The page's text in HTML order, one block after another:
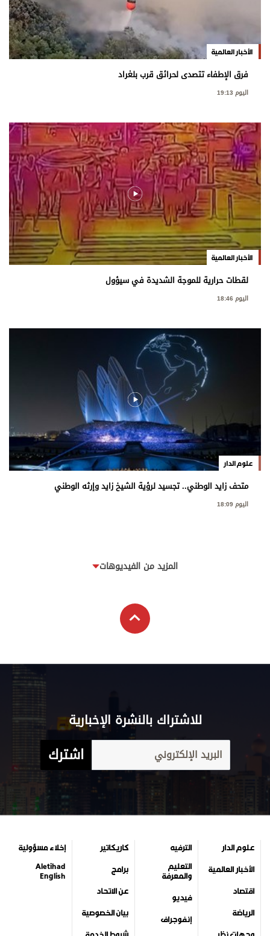
الأخبار العالمية
فرق الإطفاء تتصدى لحرائق قرب بلغراد
اليوم 19:13
الأخبار العالمية
لقطات حرارية للموجة الشديدة في سيؤول
اليوم 18:46
علوم الدار
متحف زايد الوطني.. تجسيد لرؤية الشيخ زايد وإرثه الوطني
اليوم 18:09
المزيد من الفيديوهات
للاشتراك بالنشرة الإخبارية
اشترك
علوم الدار
الأخبار العالمية
اقتصاد
الرياضة
الترفيه
التعليم
والمعرفة
فيديو
إنفوجراف
كاريكاتير
برامج
عن الاتحاد
بيان الخصوصية
إخلاء مسؤولية
Aletihad
English